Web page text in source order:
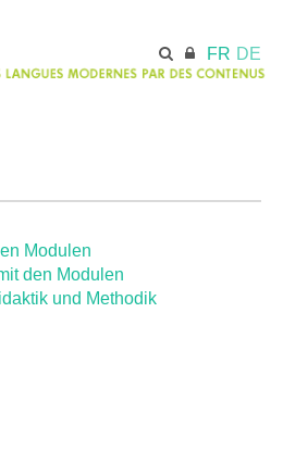
FR DE
Modulen
den Modulen
und Methodik